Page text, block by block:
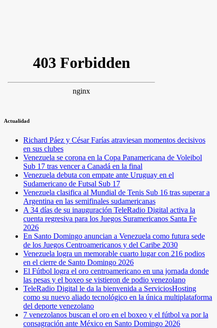
Actualidad
Richard Páez y César Farías atraviesan momentos decisivos
en sus clubes
Venezuela se corona en la Copa Panamericana de Voleibol
Sub 17 tras vencer a Canadá en la final
Venezuela debuta con empate ante Uruguay en el
Sudamericano de Futsal Sub 17
Venezuela clasifica al Mundial de Tenis Sub 16 tras superar a
Argentina en las semifinales sudamericanas
A 34 días de su inauguración TeleRadio Digital activa la
cuenta regresiva para los Juegos Suramericanos Santa Fe
2026
En Santo Domingo anuncian a Venezuela como futura sede
de los Juegos Centroamericanos y del Caribe 2030
Venezuela logra un memorable cuarto lugar con 216 podios
en el cierre de Santo Domingo 2026
El Fútbol logra el oro centroamericano en una jornada donde
las pesas y el boxeo se vistieron de podio venezolano
TeleRadio Digital le da la bienvenida a ServiciosHosting
como su nuevo aliado tecnológico en la única multiplataforma
del deporte venezolano
7 venezolanos buscan el oro en el boxeo y el fútbol va por la
consagración ante México en Santo Domingo 2026